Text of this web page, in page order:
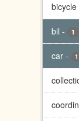
bicycle
bil - 1
car - 1